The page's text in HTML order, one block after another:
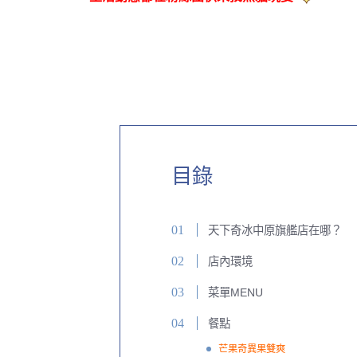
目錄
天下奇冰中原旗艦店在哪？
店內環境
菜單MENU
餐點
芒果奇異果雙爽